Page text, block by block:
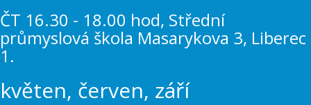
ČT 16.30 - 18.00 hod, Střední
průmyslová škola Masarykova 3, Liberec
1.
květen, červen, září